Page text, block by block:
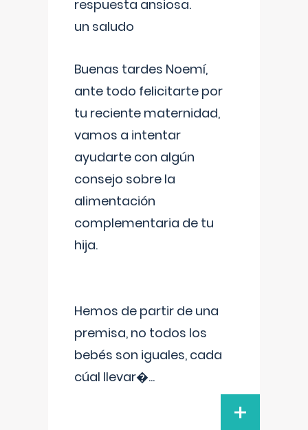
respuesta ansiosa.
un saludo
Buenas tardes Noemí,
ante todo felicitarte por
tu reciente maternidad,
vamos a intentar
ayudarte con algún
consejo sobre la
alimentación
complementaria de tu
hija.
Hemos de partir de una
premisa, no todos los
bebés son iguales, cada
cúal llevar�...
+